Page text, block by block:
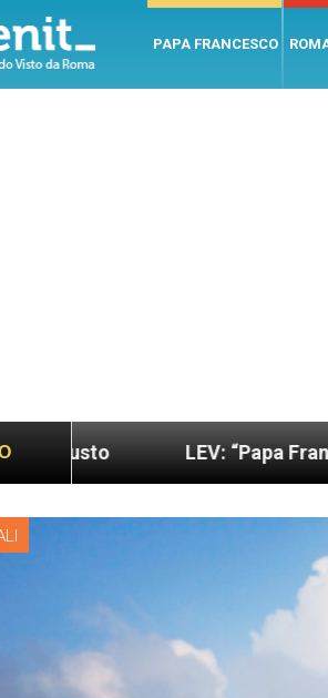
PAPA FRANCESCO
LEV: “Papa Francesco. Un